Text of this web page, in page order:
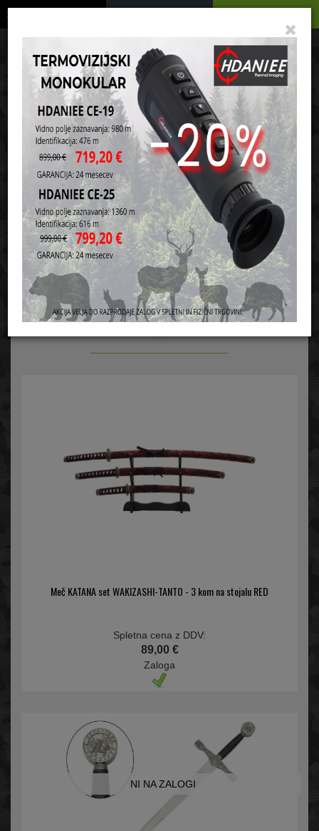
de
Vaša košarica je še prazna
Domov Noži in orodja MačeteRazvrsti po: ceni nazivu
Mačete
Meč KATANA set WAKIZASHI-TANTO - 3 kom na stojalu RED
Spletna cena z DDV:
89,00 €
Zaloga
NI NA ZALOGI